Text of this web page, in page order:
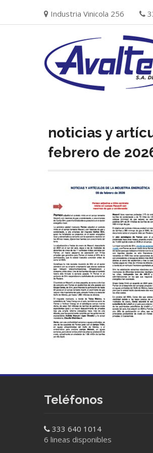
content
Industria Vinicola 256
noticias y
febrero de
Teléfonos
333 640 1014
6 lineas disponibles